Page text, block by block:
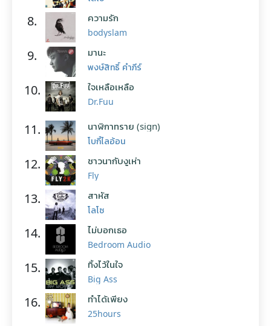
8. ความรัก
bodyslam
9. มานะ
พงษ์สิทธิ์ คำภีร์
10. ใจเหลือเหลือ
Dr.Fuu
11. นาฬิกาทราย (sign)
โบกี้ไลอ้อน
12. ชาวนากับงูเห่า
Fly
13. สาหัส
โลโซ
14. ไม่บอกเธอ
Bedroom Audio
15. ทิ้งไว้ในใจ
Big Ass
16. ทำได้เพียง
25hours